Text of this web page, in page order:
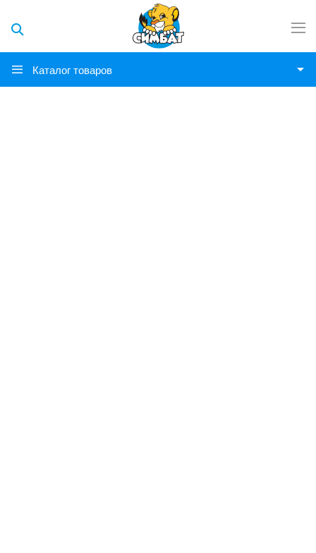
Каталог товаров